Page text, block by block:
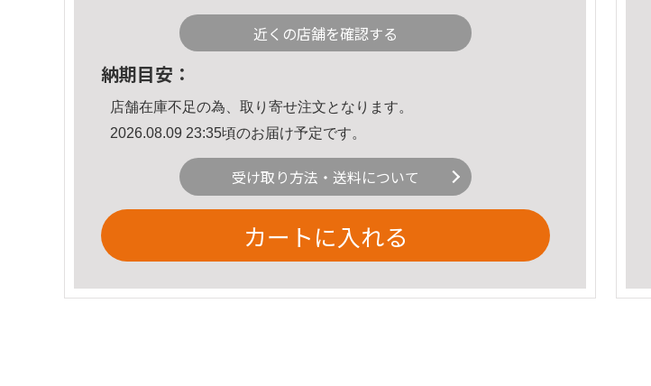
近くの店舗を確認する
納期目安：
店舗在庫不足の為、取り寄せ注文となります。
2026.08.09 23:35頃のお届け予定です。
受け取り方法・送料について
カートに入れる